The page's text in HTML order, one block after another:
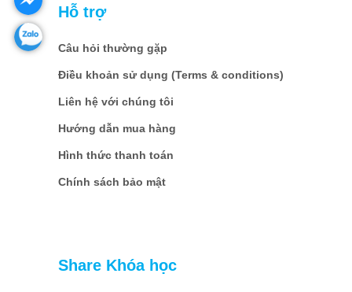
Hỗ trợ
Câu hỏi thường gặp
Điều khoản sử dụng (Terms & conditions)
Liên hệ với chúng tôi
Hướng dẫn mua hàng
Hình thức thanh toán
Chính sách bảo mật
Share Khóa học